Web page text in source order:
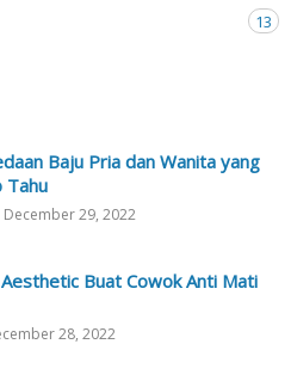
13
Baju Pria dan Wanita yang
Tahu
December 29, 2022
Buat Cowok Anti Mati
28, 2022